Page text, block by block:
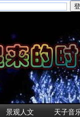
景观人文 天子音